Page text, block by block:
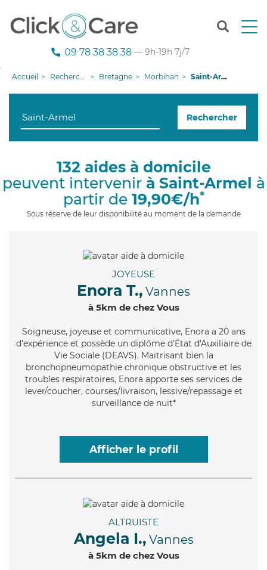
T
n
g
i
09 78 38 38 38 — 9h-19h 7j/7
Accueil Recherche aide à domicile Bretagne Morbihan Saint-Armel
Rechercher
132 aides à domicile
peuvent intervenir à Saint-Armel à
partir de 19,90€/h*
Sous réserve de leur disponibilité au moment de la demande
JOYEUSE
Enora T., Vannes
à 5km de chez Vous
Soigneuse, joyeuse et communicative, Enora a 20 ans
d'expérience et possède un diplôme d'État d'Auxiliaire de
Vie Sociale (DEAVS). Maitrisant bien la
bronchopneumopathie chronique obstructive et les
troubles respiratoires, Enora apporte ses services de
lever/coucher, courses/livraison, lessive/repassage et
surveillance de nuit*
Afficher le profil
ALTRUISTE
Angela I., Vannes
à 5km de chez Vous